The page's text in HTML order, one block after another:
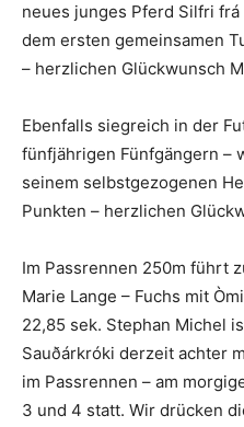
neues junges Pferd Silfri
dem ersten gemeinsamen
– herzlichen Glückwunsch
Ebenfalls siegreich in der
fünfjährigen Fünfgängern –
seinem selbstgezogenen
Punkten – herzlichen
Im Passrennen 250m führt
Marie Lange – Fuchs mit
22,85 sek. Stephan Michel
Sauðárkróki derzeit achter
im Passrennen – am
3 und 4 statt. Wir drücken